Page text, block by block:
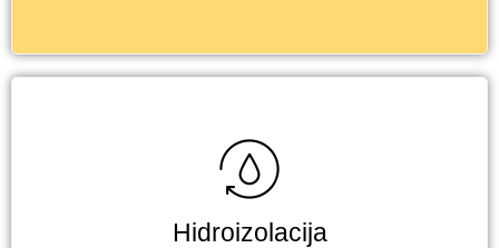
Hidroizolacija